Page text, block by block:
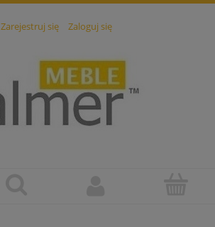
Zarejestruj się Zaloguj się